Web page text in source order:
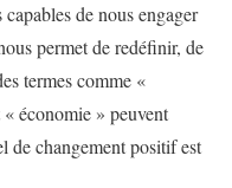
de nous engager
permet de redéfinir, de
termes comme «
économie » peuvent
de changement positif est